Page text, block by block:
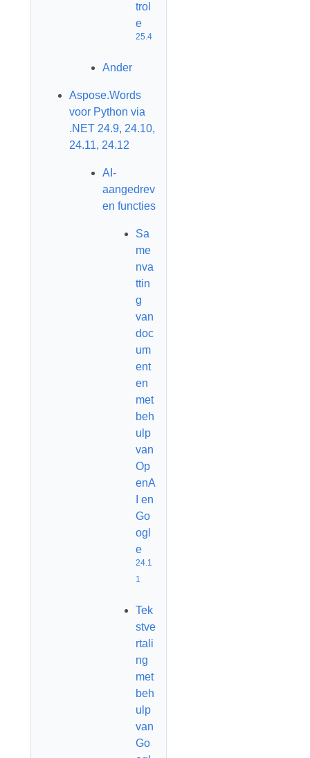
trol
e
25.4
Ander
Aspose.Words
voor Python via
.NET 24.9, 24.10,
24.11, 24.12
AI-
aangedrev
en functies
Sa
me
nva
ttin
g
van
doc
um
ent
en
met
beh
ulp
van
Op
enA
I en
Go
ogl
e
24.1
1
Tek
stve
rtali
ng
met
beh
ulp
van
Go